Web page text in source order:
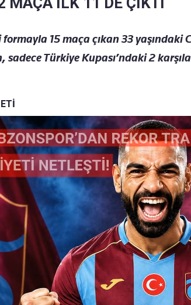
15 maça çıkan 33 yaşındaki
sadece Türkiye Kupası’ndaki 2